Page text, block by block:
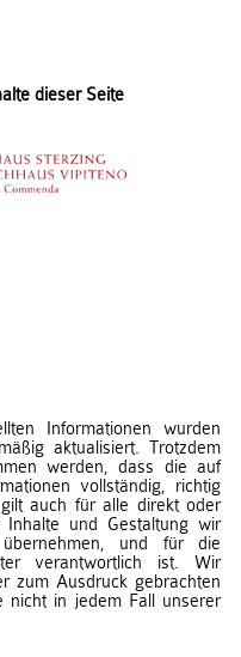
dieser Seite
Informationen wurden
aktualisiert. Trotzdem
werden, dass die auf
vollständig, richtig
auch für alle direkt oder
und Gestaltung wir
und für die
verantwortlich ist. Wir
zum Ausdruck gebrachten
nicht in jedem Fall unserer